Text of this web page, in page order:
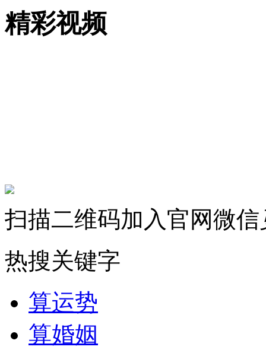
精彩视频
扫描二维码加入官网微信
热搜关键字
算运势
算婚姻